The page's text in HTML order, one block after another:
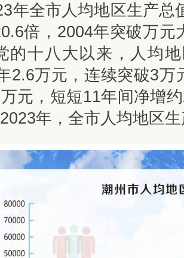
年全市人均地区生产总
倍，2004年突破万元
的十八大以来，人均
2.6万元，连续突破3万
元，短短11年间净增
年，全市人均地区